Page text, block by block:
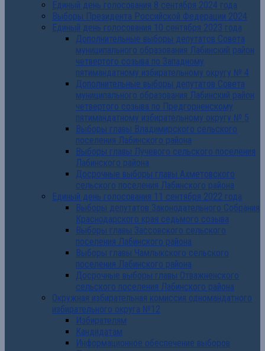
Единый день голосования 8 сентября 2024 года
Выборы Президента Российской Федерации 2024
Единый день голосования 10 сентября 2023 года
Дополнительные выборы депутатов Совета
муниципального образования Лабинский район
четвертого созыва по Западному
пятимандатному избирательному округу № 4
Дополнительные выборы депутатов Совета
муниципального образования Лабинский район
четвертого созыва по Предгорненскому
пятимандатному избирательному округу № 5
Выборы главы Владимирского сельского
поселения Лабинского района
Выборы главы Лучевого сельского поселения
Лабинского района
Досрочные выборы главы Ахметовского
сельского поселения Лабинского района
Единый день голосования 11 сентября 2022 года
Выборы депутатов Законодательного Собрания
Краснодарского края седьмого созыва
Выборы главы Зассовского сельского
поселения Лабинского района
Выборы главы Чамлыкского сельского
поселения Лабинского района
Досрочные выборы главы Отважненского
сельского поселения Лабинского района
Окружная избирательная комиссия одномандатного
избирательного округа №12
Избирателям
Кандидатам
Информационное обеспечение выборов